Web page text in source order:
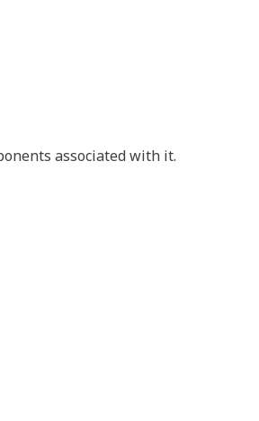
associated with it.